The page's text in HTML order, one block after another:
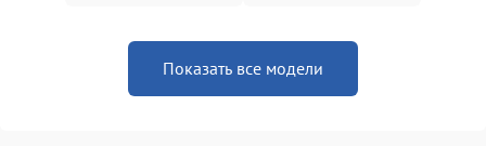
Показать все модели